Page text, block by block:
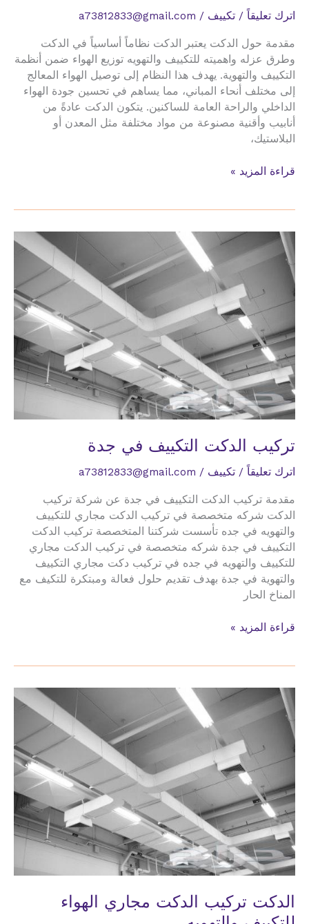
اترك تعليقاً / تكييف /
a73812833@gmail.com
مقدمة حول الدكت يعتبر الدكت نظاماً أساسياً في الدكت
وطرق عزله واهميته للتكييف والتهويه توزيع الهواء ضمن أنظمة
التكييف والتهوية. يهدف هذا النظام إلى توصيل الهواء المعالج
إلى مختلف أنحاء المباني، مما يساهم في تحسين جودة الهواء
الداخلي والراحة العامة للساكنين. يتكون الدكت عادةً من
أنابيب وأقنية مصنوعة من مواد مختلفة مثل المعدن أو
البلاستيك،
الدكت
للتكييف
والتهويه
قراءة المزيد »
تركيب الدكت التكييف في جدة
اترك تعليقاً / تكييف /
a73812833@gmail.com
مقدمة تركيب الدكت التكييف في جدة عن شركة تركيب
الدكت شركه متخصصة في تركيب الدكت مجاري للتكييف
والتهويه في جده تأسست شركتنا المتخصصة تركيب الدكت
التكييف في جدة شركه متخصصة في تركيب الدكت مجاري
للتكييف والتهويه في جده في تركيب دكت مجاري التكييف
والتهوية في جدة بهدف تقديم حلول فعالة ومبتكرة للتكيف مع
المناخ الحار
تركيب
جدة
قراءة المزيد »
الدكت تركيب الدكت مجاري الهواء